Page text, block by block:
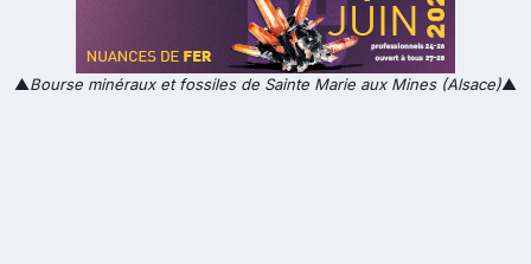
▲Bourse minéraux et fossiles de Sainte Marie aux Mines (Alsace)▲